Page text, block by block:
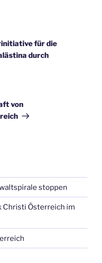
für die
durch
von
stoppen
Christi Österreich im